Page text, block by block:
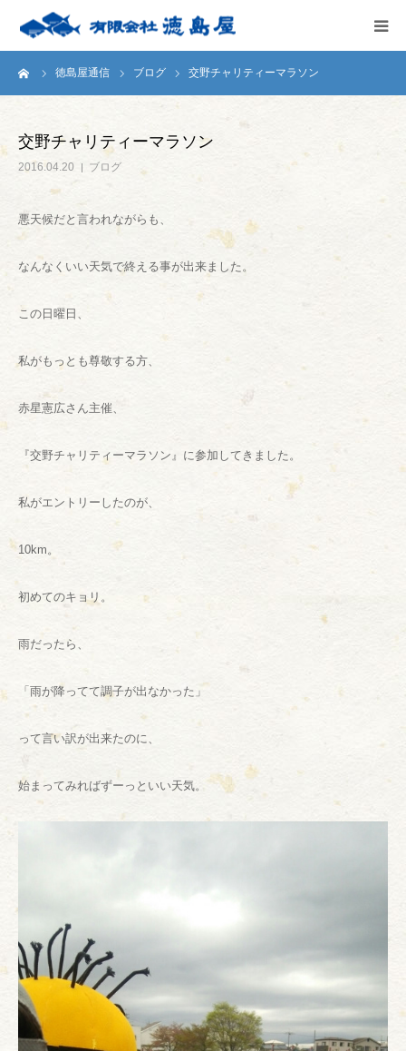
徳島屋通信 ブログ 交野チャリティーマラソン
交野チャリティーマラソン
2016.04.20 ブログ
悪天候だと言われながらも、
なんなくいい天気で終える事が出来ました。
この日曜日、
私がもっとも尊敬する方、
赤星憲広さん主催、
『交野チャリティーマラソン』に参加してきました。
私がエントリーしたのが、
10km。
初めてのキョリ。
雨だったら、
「雨が降ってて調子が出なかった」
って言い訳が出来たのに、
始まってみればずーっといい天気。
HOME